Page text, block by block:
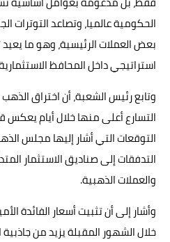
الحكومية عالميا، وتصاعد التوترات
بعض العملات الرئيسية، وهو ما
استراتيجي داخل المحافظ
التسارع أعلى منها خلال أيام يعكس
التوقعات التي أشار إليها مجلس
التدفقات إلى صناديق الاستثمار
والعملات الذهبية.
وأشار إلى أن تثبيت أسعار الفائدة
خلال الشهور المقبلة يزيد من